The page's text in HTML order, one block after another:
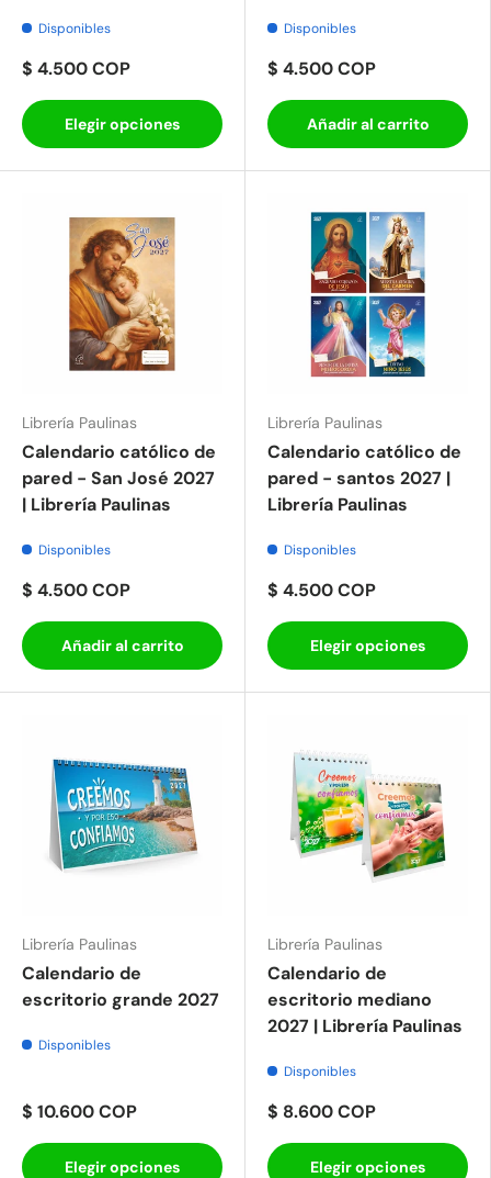
Disponibles
$ 4.500 COP
Elegir opciones
Disponibles
$ 4.500 COP
Añadir al carrito
Librería Paulinas
Calendario católico de
pared - San José 2027
| Librería Paulinas
Disponibles
$ 4.500 COP
Añadir al carrito
Librería Paulinas
Calendario católico de
pared - santos 2027 |
Librería Paulinas
Disponibles
$ 4.500 COP
Elegir opciones
Librería Paulinas
Calendario de
escritorio grande 2027
Disponibles
$ 10.600 COP
Elegir opciones
Librería Paulinas
Calendario de
escritorio mediano
2027 | Librería Paulinas
Disponibles
$ 8.600 COP
Elegir opciones